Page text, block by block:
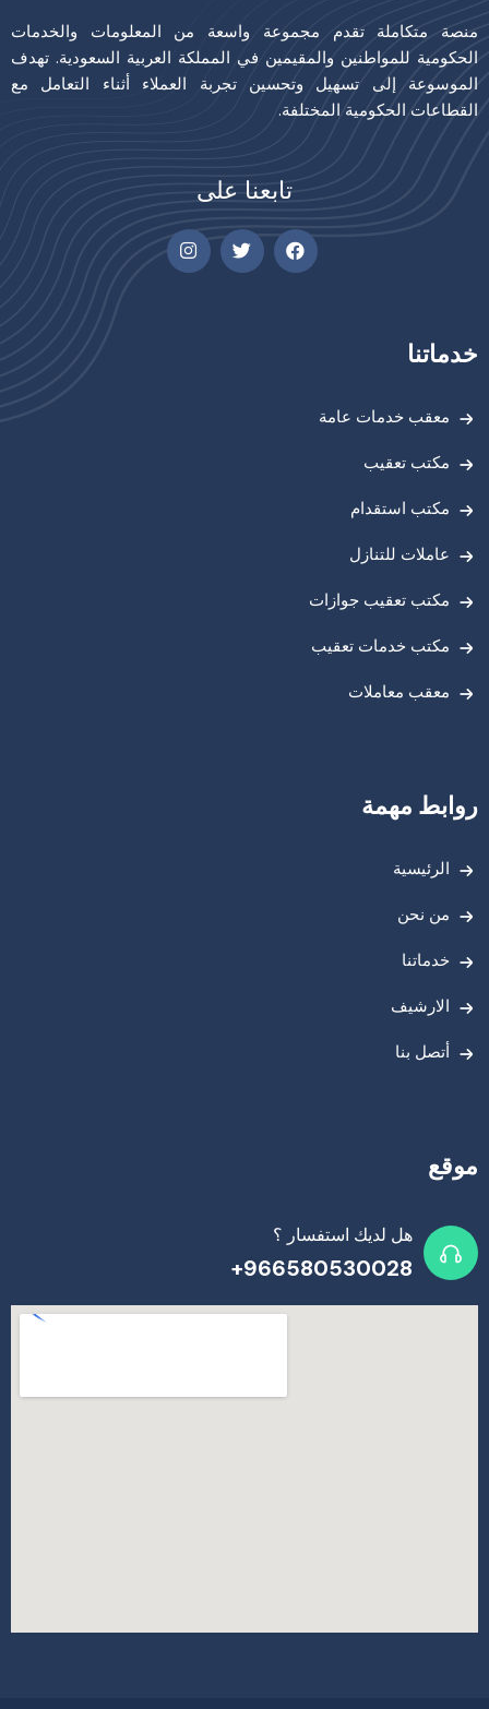
منصة متكاملة تقدم مجموعة واسعة من المعلومات والخدمات
الحكومية للمواطنين والمقيمين في المملكة العربية السعودية. تهدف
الموسوعة إلى تسهيل وتحسين تجربة العملاء أثناء التعامل مع
القطاعات الحكومية المختلفة.
تابعنا على
خدماتنا
معقب خدمات عامة
مكتب تعقيب
مكتب استقدام
عاملات للتنازل
مكتب تعقيب جوازات
مكتب خدمات تعقيب
معقب معاملات
روابط مهمة
الرئيسية
من نحن
خدماتنا
الارشيف
أتصل بنا
موقع
هل لديك استفسار ؟
966580530028+